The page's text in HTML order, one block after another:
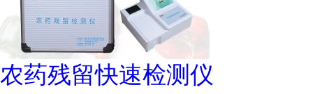
农药残留快速检测仪